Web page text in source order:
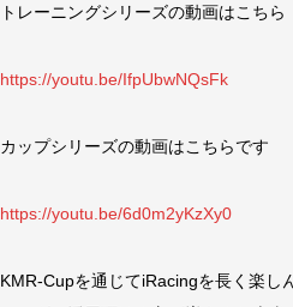
トレーニングシリーズの動画はこちら
https://youtu.be/IfpUbwNQsFk
カップシリーズの動画はこちらです
https://youtu.be/6d0m2yKzXy0
KMR-Cupを通じてiRacingを長く楽し